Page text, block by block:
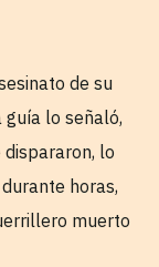
de su
guía lo señaló,
lo
horas,
muerto